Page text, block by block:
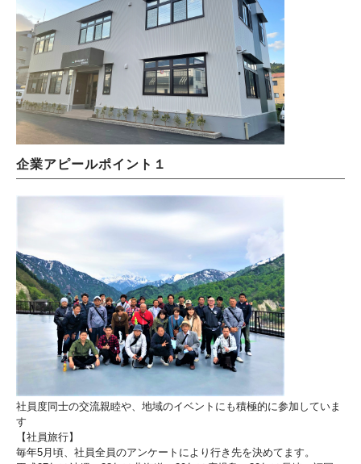
企業アピールポイント１
社員度同士の交流親睦や、地域のイベントにも積極的に参加していま
す
【社員旅行】
毎年5月頃、社員全員のアンケートにより行き先を決めてます。